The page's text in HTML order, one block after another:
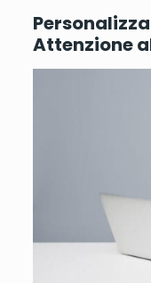
Attenzione